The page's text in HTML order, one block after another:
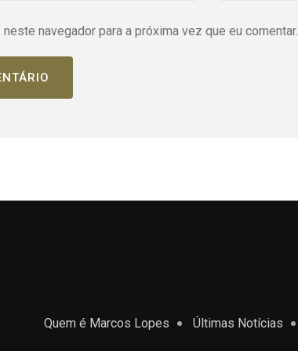
navegador para a próxima vez que eu comentar.
Quem é Marcos Lopes Últimas Notícias